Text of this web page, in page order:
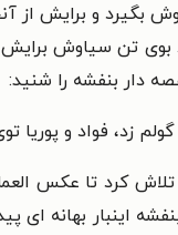
بگیرد و برایش از
بوی تن سیاوش
دار بنفشه را شنید:
زد، فواد و پوریا
کرد تا عکس
اینبار بهانه